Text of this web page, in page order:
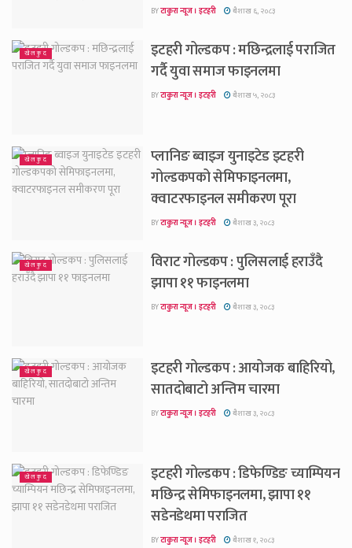
BYटाकुरा न्यूज । इटहरी बैशाख ६, २०८३
खेलकुद
इटहरी गोल्डकप : मछिन्द्रलाई पराजित
गर्दै युवा समाज फाइनलमा
BYटाकुरा न्यूज । इटहरी बैशाख ५, २०८३
खेलकुद
प्लानिङ ब्वाइज युनाइटेड इटहरी
गोल्डकपको सेमिफाइनलमा,
क्वाटरफाइनल समीकरण पूरा
BYटाकुरा न्यूज । इटहरी बैशाख ३, २०८३
खेलकुद
विराट गोल्डकप : पुलिसलाई हराउँदै
झापा ११ फाइनलमा
BYटाकुरा न्यूज । इटहरी बैशाख ३, २०८३
खेलकुद
इटहरी गोल्डकप : आयोजक बाहिरियो,
सातदोबाटो अन्तिम चारमा
BYटाकुरा न्यूज । इटहरी बैशाख ३, २०८३
खेलकुद
इटहरी गोल्डकप : डिफेण्डिङ च्याम्पियन
मछिन्द्र सेमिफाइनलमा, झापा ११
सडेनडेथमा पराजित
BYटाकुरा न्यूज । इटहरी बैशाख १, २०८३